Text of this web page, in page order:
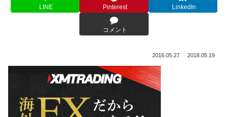
LINE Pinterest LinkedIn
コメント
2016.05.27 2018.05.19